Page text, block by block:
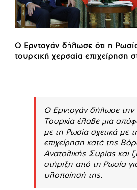
Ο Ερντογάν δήλωσε ότι η
τουρκική χερσαία επιχείρηση
Ο Ερντογάν δήλωσε την
Τουρκία έλαβε μια
με τη Ρωσία σχετικά με
επιχείρηση κατά της
Ανατολικής Συρίας και
στήριξη από τη Ρωσία
υλοποίησή της.